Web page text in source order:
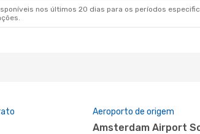
nos últimos 20 dias para os períodos
Aeroporto de origem
Amsterdam Airport